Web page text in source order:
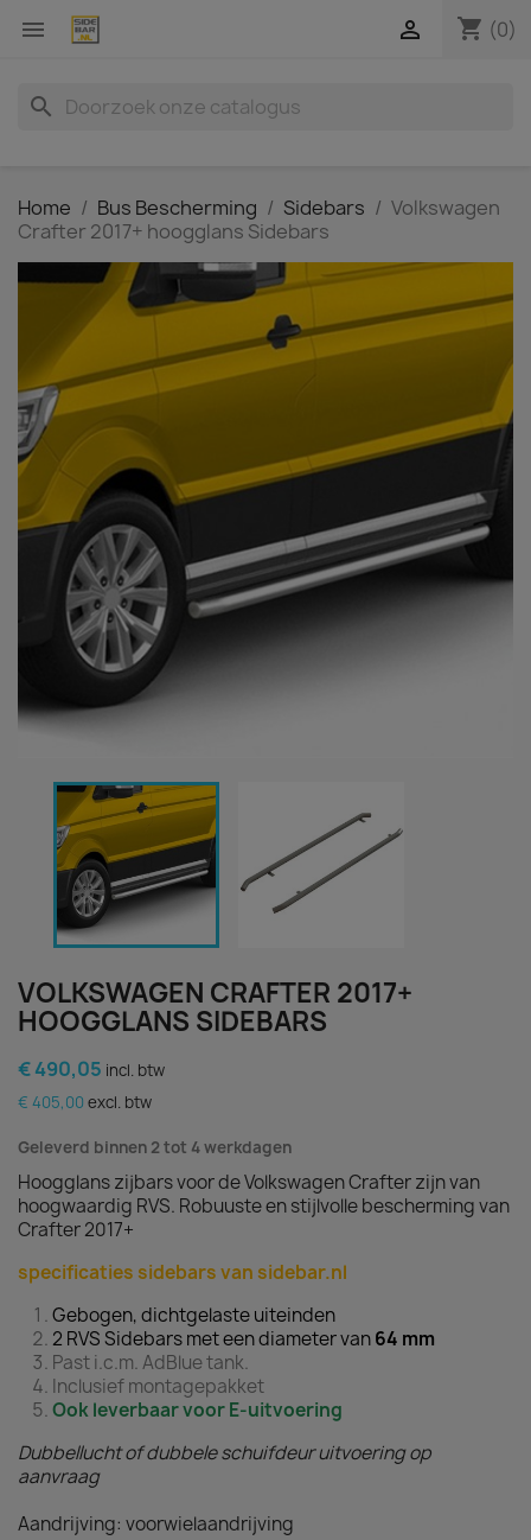
 shopping_cart (0)

search
Home Bus Bescherming Sidebars
Volkswagen
Crafter 2017+ hoogglans Sidebars
VOLKSWAGEN CRAFTER 2017+
HOOGGLANS SIDEBARS
€ 490,05 incl. btw
€ 405,00 excl. btw
Geleverd binnen 2 tot 4 werkdagen
Hoogglans zijbars voor de Volkswagen Crafter zijn van
hoogwaardig RVS. Robuuste en stijlvolle bescherming van
Crafter 2017+
specificaties sidebars van sidebar.nl
Gebogen, dichtgelaste uiteinden
2 RVS Sidebars met een diameter van64 mm
Past i.c.m. AdBlue tank.
Inclusief montagepakket
Ook leverbaar voor E-uitvoering
Dubbellucht of dubbele schuifdeur uitvoering op
aanvraag
Aandrijving: voorwielaandrijving